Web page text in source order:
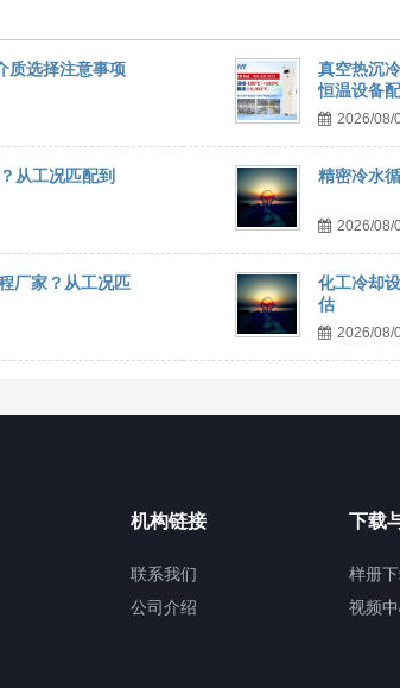
质选择注意事项
真空热沉
恒温设备
2026/08/
从工况匹配到
精密冷水
2026/08/
厂家？从工况匹
化工冷却
估
2026/08/
机构链接
联系我们
公司介绍
下载
样册
视频